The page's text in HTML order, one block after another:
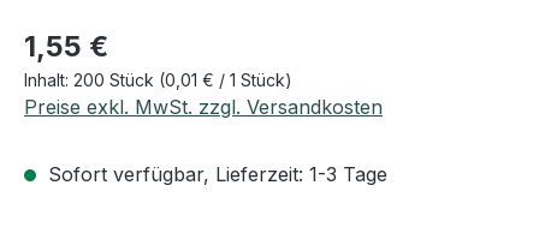
Regulärer Preis:
1,55 €
Inhalt: 200 Stück (0,01 € / 1 Stück)
Preise exkl. MwSt. zzgl. Versandkosten
Sofort verfügbar, Lieferzeit: 1-3 Tage